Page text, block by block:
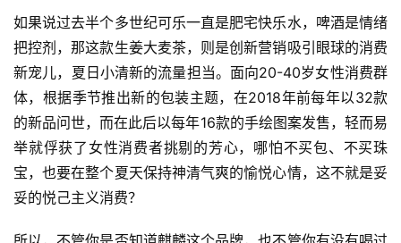
如果说过去半个多世纪可乐一直是肥宅快乐水，啤酒是情绪
把控剂，那这款生姜大麦茶，则是创新营销吸引眼球的消费
新宠儿，夏日小清新的流量担当。面向20-40岁女性消费群
体，根据季节推出新的包装主题，在2018年前每年以32款
的新品问世，而在此后以每年16款的手绘图案发售，轻而易
举就俘获了女性消费者挑剔的芳心，哪怕不买包、不买珠
宝，也要在整个夏天保持神清气爽的愉悦心情，这不就是妥
妥的悦己主义消费？